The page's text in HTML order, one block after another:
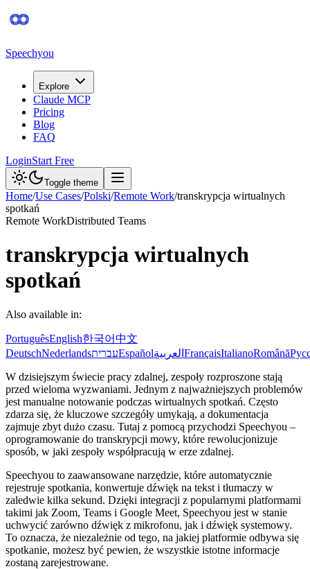
Speechyou
Explore
Claude MCP
Pricing
Blog
FAQ
LoginStart Free
Toggle theme
Home/Use Cases/Polski/Remote Work/transkrypcja wirtualnych
spotkań
Remote WorkDistributed Teams
transkrypcja wirtualnych
spotkań
Also available in:
PortuguêsEnglish한국어中文
DeutschNederlandsעבריתEspañolالعربية FrançaisItalianoRomână
W dzisiejszym świecie pracy zdalnej, zespoły rozproszone stają
przed wieloma wyzwaniami. Jednym z najważniejszych problemów
jest manualne notowanie podczas wirtualnych spotkań. Często
zdarza się, że kluczowe szczegóły umykają, a dokumentacja
zajmuje zbyt dużo czasu. Tutaj z pomocą przychodzi Speechyou –
oprogramowanie do transkrypcji mowy, które rewolucjonizuje
sposób, w jaki zespoły współpracują w erze zdalnej.
Speechyou to zaawansowane narzędzie, które automatycznie
rejestruje spotkania, konwertuje dźwięk na tekst i tłumaczy w
zaledwie kilka sekund. Dzięki integracji z popularnymi platformami
takimi jak Zoom, Teams i Google Meet, Speechyou jest w stanie
uchwycić zarówno dźwięk z mikrofonu, jak i dźwięk systemowy.
To oznacza, że niezależnie od tego, na jakiej platformie odbywa się
spotkanie, możesz być pewien, że wszystkie istotne informacje
zostaną zarejestrowane.